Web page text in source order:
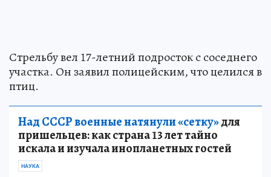
Стрельбу вел 17-летний подросток с соседнего
участка. Он заявил полицейским, что целился в
птиц.
Над СССР военные натянули «сетку»для
пришельцев: как страна 13 лет тайно
искала и изучала инопланетных гостей
НАУКА